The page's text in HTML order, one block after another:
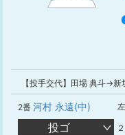
【投手交代】田場 典斗→新
2番 河村 永遠(中)
投ゴ